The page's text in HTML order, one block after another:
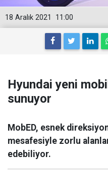
11:00
18 Aralık 2021
Hyundai yeni
sunuyor
MobED, esnek
mesafesiyle zorlu
edebiliyor.